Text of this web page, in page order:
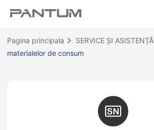
Pagina principala SERVICE ȘI ASISTENȚĂ
materialelor de consum